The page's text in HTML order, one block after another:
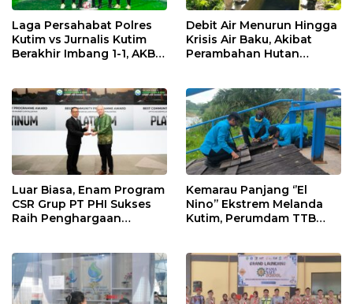
Laga Persahabat Polres
Kutim vs Jurnalis Kutim
Berakhir Imbang 1-1, AKBP
Menyemarakkan HUT ke-
80 Bhayangkara
Debit Air Menurun Hingga
Krisis Air Baku, Akibat
Perambahan Hutan
Luar Biasa, Enam Program
CSR Grup PT PHI Sukses
Raih Penghargaan
Kemarau Panjang ‘’El
Nino’’ Ekstrem Melanda
Kutim, Perumdam TTB